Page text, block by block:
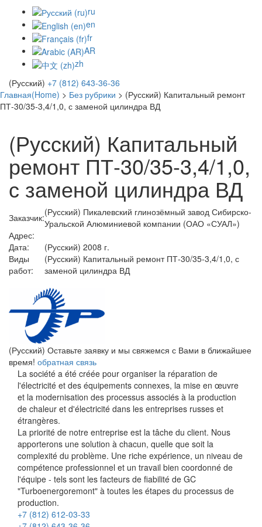
ru
en
fr
AR
zh
(Русский) +7 (812) 643-36-36
Главная(Home) > Без рубрики > (Русский) Капитальный ремонт
ПТ-30/35-3,4/1,0, с заменой цилиндра ВД
(Русский) Капитальный
ремонт ПТ-30/35-3,4/1,0,
с заменой цилиндра ВД
Заказчик:(Русский) Пикалевский глинозёмный завод Сибирско-
Уральской Алюминиевой компании (ОАО «СУАЛ»)
Адрес:
Дата:
(Русский) 2008 г.
Виды
работ:
(Русский) Капитальный ремонт ПТ-30/35-3,4/1,0, с
заменой цилиндра ВД
(Русский) Оставьте заявку и мы свяжемся с Вами в ближайшее
время! обратная связь
La société a été créée pour organiser la réparation de
l'électricité et des équipements connexes, la mise en œuvre
et la modernisation des processus associés à la production
de chaleur et d'électricité dans les entreprises russes et
étrangères.
La priorité de notre entreprise est la tâche du client. Nous
apporterons une solution à chacun, quelle que soit la
complexité du problème. Une riche expérience, un niveau de
compétence professionnel et un travail bien coordonné de
l'équipe - tels sont les facteurs de fiabilité de GC
"Turboenergoremont" à toutes les étapes du processus de
production.
+7 (812) 612-03-33